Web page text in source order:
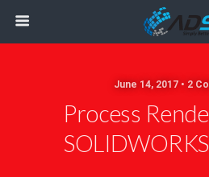
June 14, 2017 • 2
Process